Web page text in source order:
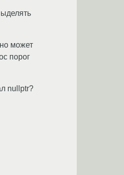
может
порог
nullptr?